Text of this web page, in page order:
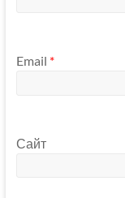
Email *
Сайт